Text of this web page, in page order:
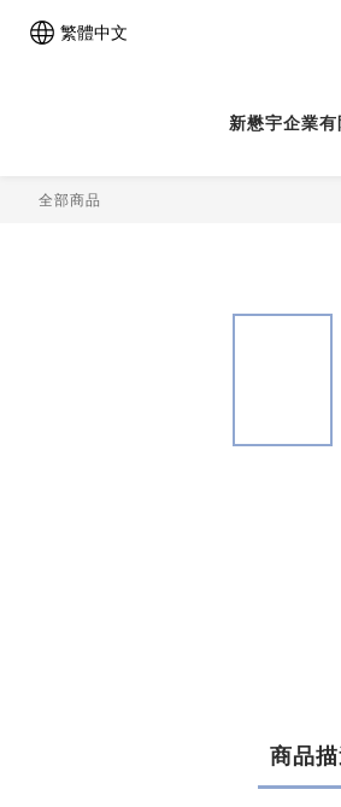
繁體中文
新懋宇企業有
全部商品
商品